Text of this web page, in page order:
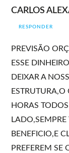
CARLOS
RESPONDER
PREVISÃO
ESSE
DEIXAR A
ESTRUTURA,O
HORAS
LADO,SEMPRE
BENEFICIO,E
PREFEREM SE